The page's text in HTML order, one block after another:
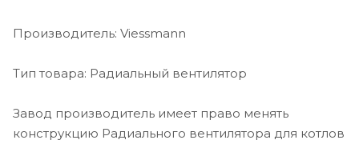
Производитель: Viessmann
Тип товара: Радиальный вентилятор
Завод производитель имеет право менять
конструкцию Радиального вентилятора для котлов